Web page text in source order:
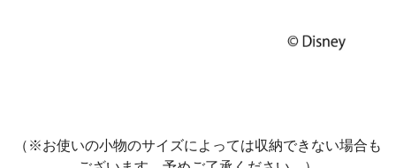
（※お使いの小物のサイズによっては収納できない場合も